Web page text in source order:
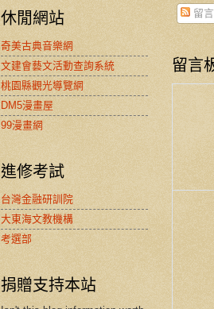
休閒網站
奇美古典音樂網
文建會藝文活動查詢系統
桃園縣觀光導覽網
DM5漫畫屋
99漫畫網
進修考試
台灣金融研訓院
大東海文教機構
考選部
捐贈支持本站
留言
留言